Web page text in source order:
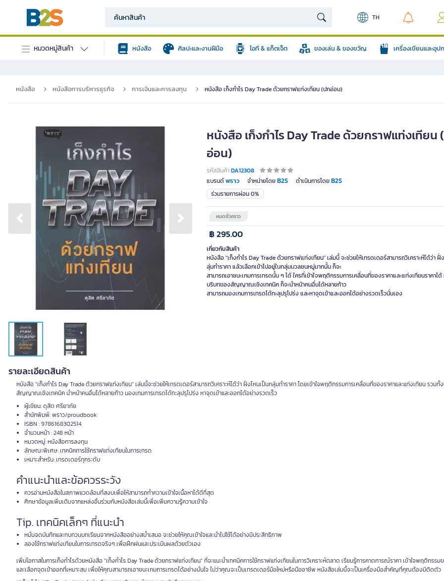
TH
หมวดหมู่สินค้า หนังสือ ศิลปะและงานฝีมือ ไอที & แก็ตเจ็ต ของเล่น & ของขวัญ เครื่องเขียนและอุ
หนังสือ หนังสือการบริหารธุรกิจ การเงินและการลงทุน หนังสือ เก็งกำไร Day Trade ด้วยกราฟแท่งเทียน (ปกอ่อน)
Previous slide Next slide
หนังสือ เก็งกำไร Day Trade ด้วยกราฟแท่งเทียน
อ่อน)
รหัสสินค้าDA12308
แบรนด์พราว จำหน่ายโดยB2S ดำเนินการโดยB2S
ร่วมรายการผ่อน 0%
หมดชั่วคราว
฿ 295.00
เกี่ยวกับสินค้า
หนังสือ "เก็งกำไร Day Trade ด้วยกราฟแท่งเทียน" เล่มนี้ จะช่วยให้เทรดเดอร์สามารถวิเคราะห์ได้ว่า ฝั่
ลุ่มทำราคา แล้วเลือกเข้าไปอยู่ในกลุ่มมวลชนหมู่มากนั้น ก็จะ
สามารถเอาชนะเกมการเทรดนั้น ๆ ได้ ใครที่เข้าใจพฤติกรรมการเคลื่อนที่ของราคาและแท่งเทียนราคาได้
บริบทของสัญญาณเชิงเทคนิค ก็จะนำหน้าคนอื่นได้หลายก้าว
สามารถมองเกมการเทรดได้ทะลุปรุโปร่ง และหาจุดเข้าและออกได้อย่างรวดเร็วนั่นเอง
รายละเอียดสินค้า
หนังสือ "เก็งกำไร Day Trade ด้วยกราฟแท่งเทียน" เล่มนี้จะช่วยให้เทรดเดอร์สามารถวิเคราะห์ได้ว่า ฝั่งไหนเป็นกลุ่มทำราคา โดยเข้าใจพฤติกรรมการเคลื่อนที่ของราคาและแท่งเทียน รวมทั้
สัญญาณเชิงเทคนิค นำหน้าคนอื่นได้หลายก้าว มองเกมการเทรดได้ทะลุปรุโปร่ง หาจุดเข้าและออกได้อย่างรวดเร็ว
ผู้เขียน: ดุสิต ศรียาภัย
สำนักพิมพ์: พราว/proudbook
ISBN : 9786168302514
จำนวนหน้า : 248 หน้า
หมวดหมู่: หนังสือการลงทุน
ลักษณะพิเศษ: เทคนิคการใช้กราฟแท่งเทียนในการเทรด
เหมาะสำหรับ: เทรดเดอร์ทุกระดับ
คำแนะนำและข้อควรระวัง
ควรอ่านหนังสือในสภาพแวดล้อมที่สงบเพื่อให้สามารถทำความเข้าใจเนื้อหาได้ดีที่สุด
ศึกษาข้อมูลเพิ่มเติมจากแหล่งอื่นร่วมกับหนังสือเล่มนี้เพื่อเพิ่มความรู้ความเข้าใจ
Tip. เทคนิคเล็กๆ ที่แนะนำ
หมั่นจดบันทึกและทบทวนบทเรียนจากหนังสืออย่างสม่ำเสมอ จะช่วยให้คุณเข้าใจและนำไปใช้ได้อย่างมีประสิทธิภาพ
ลองใช้กราฟแท่งเทียนในการเทรดจริงๆ เพื่อฝึกฝนและประเมินผลด้วยตัวเอง
เพิ่มโอกาสในการเก็งกำไรด้วยหนังสือ "เก็งกำไร Day Trade ด้วยกราฟแท่งเทียน" ที่จะแนะนำเทคนิคการใช้กราฟแท่งเทียนในการวิเคราะห์ตลาด เรียนรู้การคาดการณ์ราคา เข้าใจพฤติกรร
และเลือกจุดเข้าออกที่เหมาะสม เพื่อให้คุณสามารถเอาชนะเกมการเทรดได้อย่างมั่นใจ ไม่ว่าคุณจะเป็นเทรดเดอร์มือใหม่หรือมืออาชีพ หนังสือเล่มนี้จะเป็นเครื่องมือสำคัญที่คุณต้องมีติดตัว